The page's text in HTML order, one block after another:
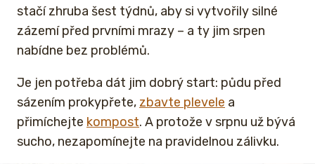
stačí zhruba šest týdnů, aby si vytvořily silné
zázemí před prvními mrazy – a ty jim srpen
nabídne bez problémů.
Je jen potřeba dát jim dobrý start: půdu před
sázením prokypřete, zbavte plevele a
přimíchejte kompost. A protože v srpnu už bývá
sucho, nezapomínejte na pravidelnou zálivku.